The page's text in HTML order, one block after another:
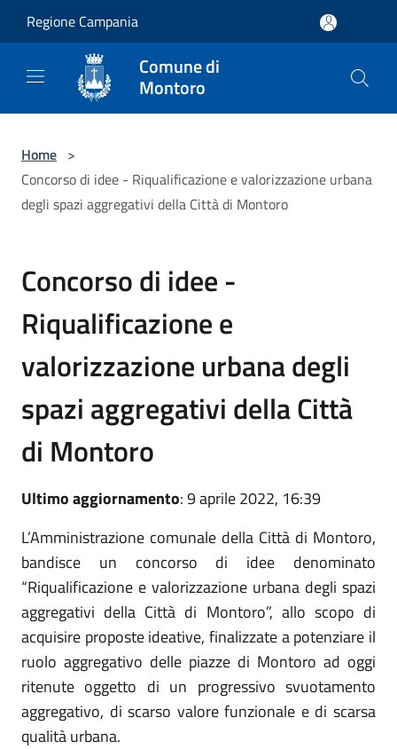
Regione Campania
Comune di
Montoro
Home >
Concorso di idee - Riqualificazione e valorizzazione urbana
degli spazi aggregativi della Città di Montoro
Concorso di idee -
Riqualificazione e
valorizzazione urbana degli
spazi aggregativi della Città
di Montoro
Ultimo aggiornamento: 9 aprile 2022, 16:39
L’Amministrazione comunale della Città di Montoro,
bandisce un concorso di idee denominato
“Riqualificazione e valorizzazione urbana degli spazi
aggregativi della Città di Montoro”, allo scopo di
acquisire proposte ideative, finalizzate a potenziare il
ruolo aggregativo delle piazze di Montoro ad oggi
ritenute oggetto di un progressivo svuotamento
aggregativo, di scarso valore funzionale e di scarsa
qualità urbana.